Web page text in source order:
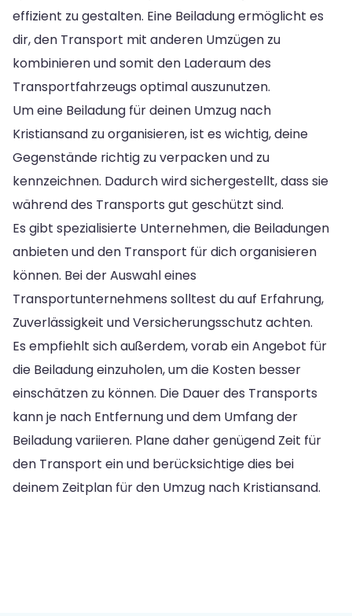
effizient zu gestalten. Eine Beiladung ermöglicht es
dir, den Transport mit anderen Umzügen zu
kombinieren und somit den Laderaum des
Transportfahrzeugs optimal auszunutzen.
Um eine Beiladung für deinen Umzug nach
Kristiansand zu organisieren, ist es wichtig, deine
Gegenstände richtig zu verpacken und zu
kennzeichnen. Dadurch wird sichergestellt, dass sie
während des Transports gut geschützt sind.
Es gibt spezialisierte Unternehmen, die Beiladungen
anbieten und den Transport für dich organisieren
können. Bei der Auswahl eines
Transportunternehmens solltest du auf Erfahrung,
Zuverlässigkeit und Versicherungsschutz achten.
Es empfiehlt sich außerdem, vorab ein Angebot für
die Beiladung einzuholen, um die Kosten besser
einschätzen zu können. Die Dauer des Transports
kann je nach Entfernung und dem Umfang der
Beiladung variieren. Plane daher genügend Zeit für
den Transport ein und berücksichtige dies bei
deinem Zeitplan für den Umzug nach Kristiansand.